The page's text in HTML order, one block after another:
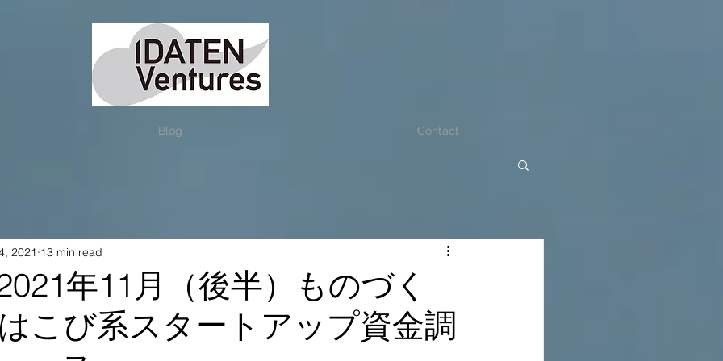
Blog Contact
年11月（後半）ものづく
こび系スタートアップ資金調
2021 13 min read